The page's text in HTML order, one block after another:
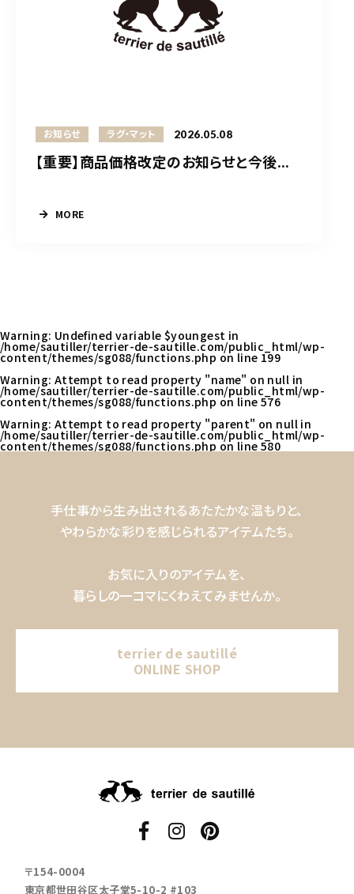
お知らせ ラグ・マット 2026.05.08
【重要】商品価格改定のお知らせと今後...
MORE
Warning: Undefined variable $youngest in
/home/sautiller/terrier-de-sautille.com/public_html/wp-
content/themes/sg088/functions.php on line 199
Warning: Attempt to read property "name" on null in
/home/sautiller/terrier-de-sautille.com/public_html/wp-
content/themes/sg088/functions.php on line576
Warning: Attempt to read property "parent" on null in
/home/sautiller/terrier-de-sautille.com/public_html/wp-
content/themes/sg088/functions.php on line580
手仕事から生み出されるあたたかな温もりと、
やわらかな彩りを感じられるアイテムたち。
お気に入りのアイテムを、
暮らしの一コマにくわえてみませんか。
terrier de sautillé
ONLINE SHOP
〒154-0004
東京都世田谷区太子堂5-10-2 #103